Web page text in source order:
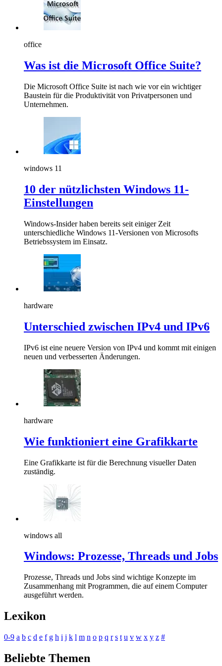
office
Was ist die Microsoft Office Suite?
Die Microsoft Office Suite ist nach wie vor ein wichtiger
Baustein für die Produktivität von Privatpersonen und
Unternehmen.
windows 11
10 der nützlichsten Windows 11-
Einstellungen
Windows-Insider haben bereits seit einiger Zeit
unterschiedliche Windows 11-Versionen von Microsofts
Betriebssystem im Einsatz.
hardware
Unterschied zwischen IPv4 und IPv6
IPv6 ist eine neuere Version von IPv4 und kommt mit einigen
neuen und verbesserten Änderungen.
hardware
Wie funktioniert eine Grafikkarte
Eine Grafikkarte ist für die Berechnung visueller Daten
zuständig.
windows all
Windows: Prozesse, Threads und Jobs
Prozesse, Threads und Jobs sind wichtige Konzepte im
Zusammenhang mit Programmen, die auf einem Computer
ausgeführt werden.
Lexikon
0-9 a b c d e f g h i j k l m n o p q r s t u v w x y z #
Beliebte Themen